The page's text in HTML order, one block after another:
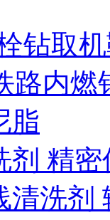
钻取
路内燃
脂
剂 精
清洗剂